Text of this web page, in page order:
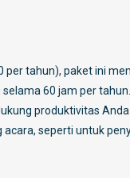
per tahun), paket ini
60 jam per
produktivitas
seperti untuk